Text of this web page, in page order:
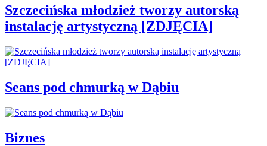
Szczecińska młodzież tworzy autorską
instalację artystyczną [ZDJĘCIA]
Seans pod chmurką w Dąbiu
Biznes